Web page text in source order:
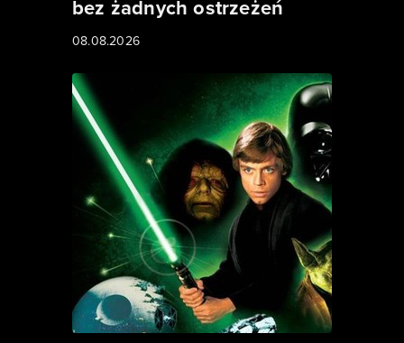
bez żadnych ostrzeżeń
08.08.2026